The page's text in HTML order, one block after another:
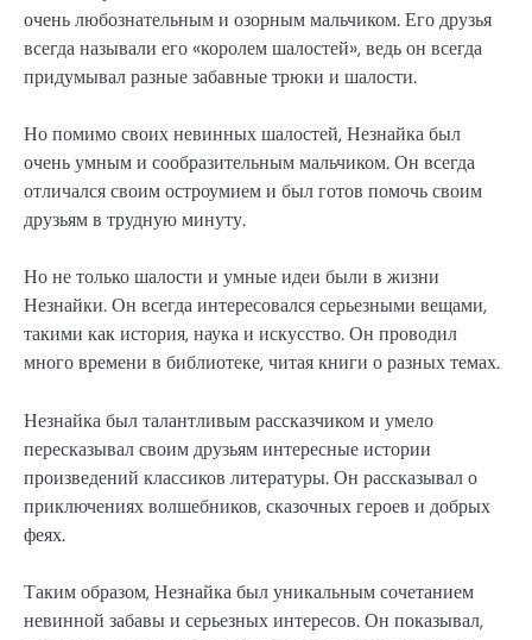
очень любознательным и озорным мальчиком. Его друзья
всегда называли его «королем шалостей», ведь он всегда
придумывал разные забавные трюки и шалости.
Но помимо своих невинных шалостей, Незнайка был
очень умным и сообразительным мальчиком. Он всегда
отличался своим остроумием и был готов помочь своим
друзьям в трудную минуту.
Но не только шалости и умные идеи были в жизни
Незнайки. Он всегда интересовался серьезными вещами,
такими как история, наука и искусство. Он проводил
много времени в библиотеке, читая книги о разных темах.
Незнайка был талантливым рассказчиком и умело
пересказывал своим друзьям интересные истории
произведений классиков литературы. Он рассказывал о
приключениях волшебников, сказочных героев и добрых
феях.
Таким образом, Незнайка был уникальным сочетанием
невинной забавы и серьезных интересов. Он показывал,